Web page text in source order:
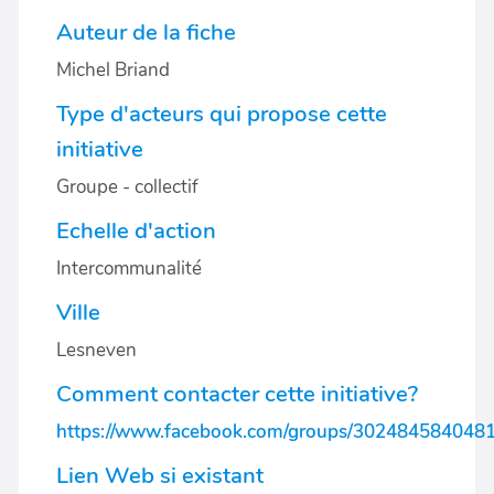
Auteur de la fiche
Michel Briand
Type d'acteurs qui propose cette
initiative
Groupe - collectif
Echelle d'action
Intercommunalité
Ville
Lesneven
Comment contacter cette initiative?
https://www.facebook.com/groups/
Lien Web si existant